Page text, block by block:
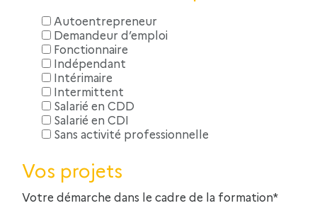
Autoentrepreneur
Demandeur d’emploi
Fonctionnaire
Indépendant
Intérimaire
Intermittent
Salarié en CDD
Salarié en CDI
Sans activité professionnelle
Vos projets
Votre démarche dans le cadre de la formation*